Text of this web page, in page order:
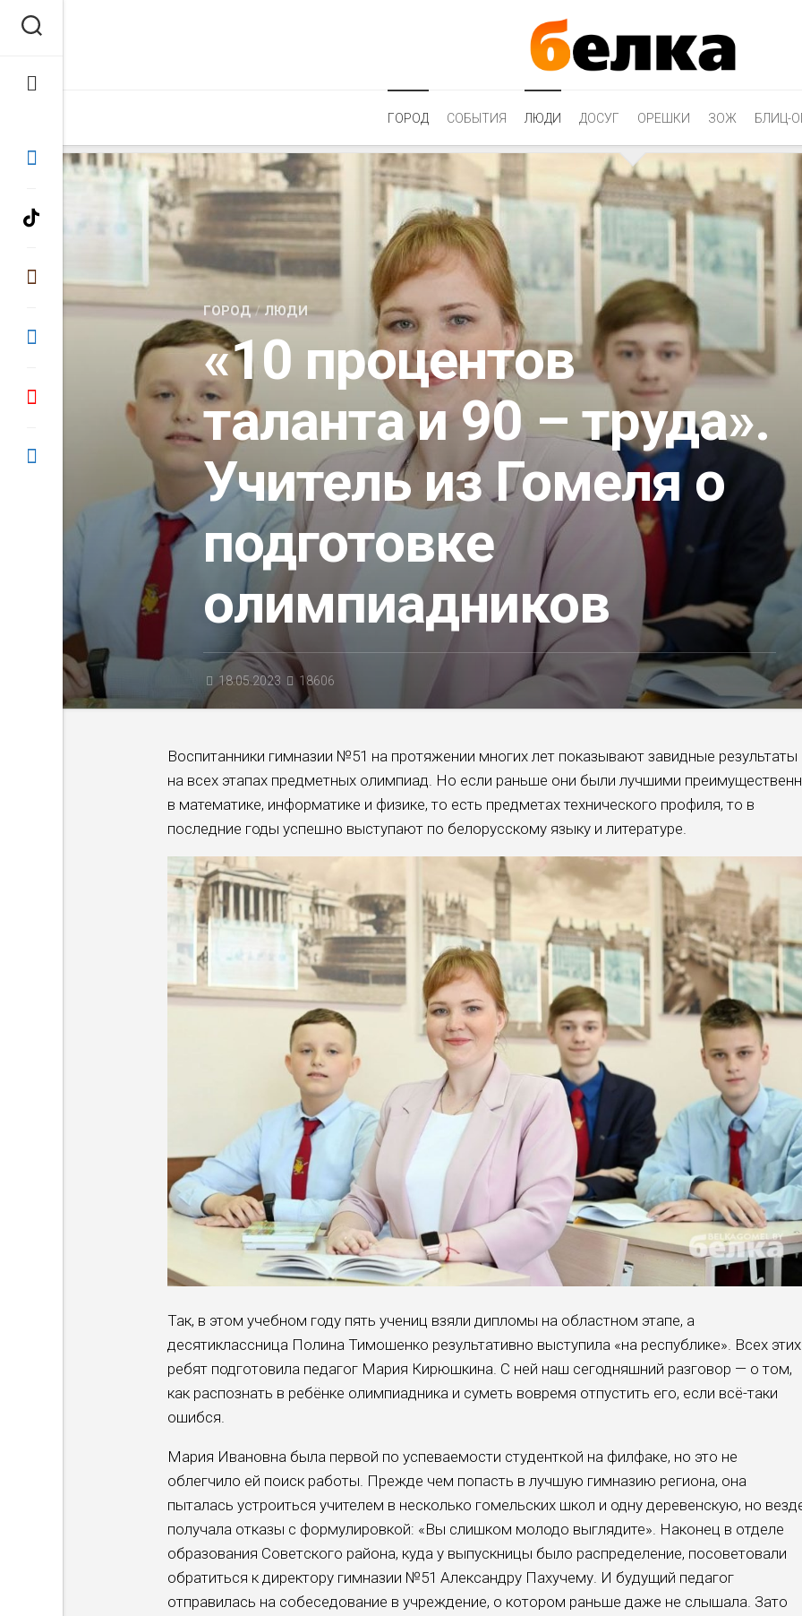
ГОРОД СОБЫТИЯ ЛЮДИ ДОСУГ ОРЕШКИ ЗОЖ БЛИЦ-
ГОРОД/ЛЮДИ
«10 процентов
таланта и 90 – труда».
Учитель из Гомеля о
подготовке
олимпиадников
18.05.2023 18606
Воспитанники гимназии №51 на протяжении многих лет пока­зывают завидные результаты
на всех этапах предметных олимпиад. Но если раньше они были лучшими
в математике, инфор­матике и физике, то есть пред­метах технического профиля, то в
последние годы успеш­но выступают по белорусскому языку и литературе.
Так, в этом учебном году пять учениц взяли дипломы на областном этапе, а
десятиклассница Полина Тимо­шенко результативно выступила «на республике». Всех этих
ребят подготовила педагог Мария Кирюшкина. С ней наш сегодняшний разговор — о том,
как распознать в ребёнке олимпиадника и суметь вовремя отпустить его, если всё-таки
ошибся.
Мария Ивановна была первой по успеваемости студенткой на филфаке, но это не
облегчило ей поиск работы. Прежде чем попасть в лучшую гимназию региона, она
пыталась устроиться учителем в несколько гомельских школ и одну деревенскую, но
полу­чала отказы с формулировкой: «Вы слишком молодо выглядите». Нако­нец в отделе
образования Совет­ского района, куда у выпускницы было распределение, посоветовали
обратиться к директору гимназии №51 Александру Пахучему. И буду­щий педагог
отправилась на собе­седование в учреждение, о котором раньше даже не слышала. Зато